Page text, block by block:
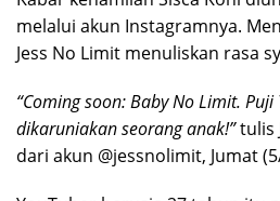
melalui akun Instagramnya.
Jess No Limit menuliskan rasa
“Coming soon: Baby No Limit.
dikaruniakan seorang anak!”tulis
dari akun @jessnolimit, Jumat